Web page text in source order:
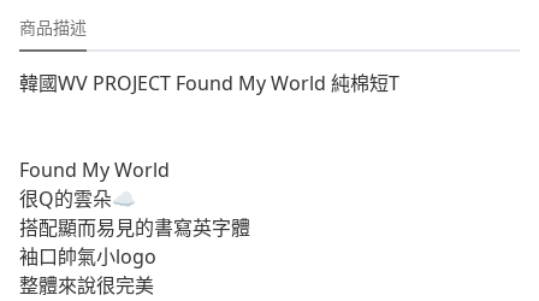
商品描述
韓國WV PROJECT Found My World 純棉短T
Found My World
很Q的雲朵☁️
搭配顯而易見的書寫英字體
袖口帥氣小logo
整體來說很完美